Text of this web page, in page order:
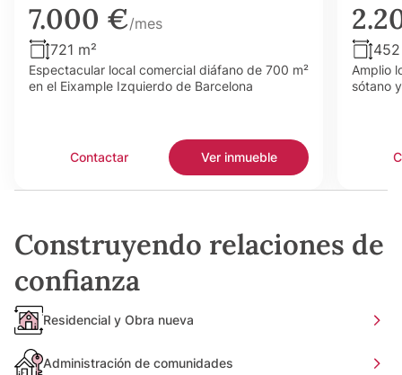
7.000 €/mes
721 m²
Espectacular local comercial diáfano de 700 m²
en el Eixample Izquierdo de Barcelona
Contactar Ver inmueble
Amplio
sótano
Construyendo relaciones de
confianza
Residencial y Obra nueva
Administración de comunidades